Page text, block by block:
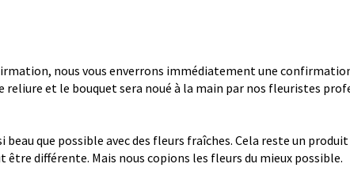
nous vous enverrons immédiatement une
et le bouquet sera noué à la main par nos fleuristes
que possible avec des fleurs fraîches. Cela reste un
différente. Mais nous copions les fleurs du mieux possible.